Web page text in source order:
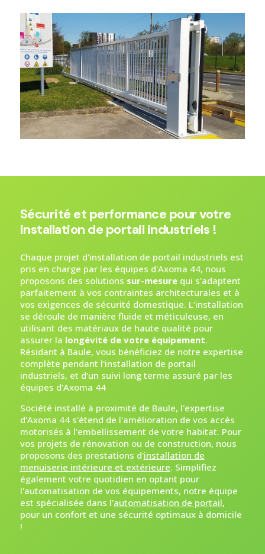
Sécurité et performance pour votre
installation de portail industriels !
Chaque projet d'installation de portail industriels est
pris en charge par les équipes d'Axoma 44, nous
proposons des solutions sur-mesurequi s'adaptent
parfaitement à vos contraintes architecturales et à
vos exigences de sécurité domestique. L’installation
se déroule de manière fluide et méticuleuse, en
utilisant des matériaux de haute qualité pour
assurer la longévité de votre équipement.
Résidant à Baule, vous bénéficiez de notre expertise
complète pendant l'installation de portail
industriels, et d'un suivi long terme assuré par les
équipes d'Axoma 44
Société installé à proximité de Baule, l'expertise
d'Axoma 44 s'étend de l'amélioration de vos accès
motorisés à l'embellissement de votre habitat. Pour
vos projets de rénovation ou de construction, nous
proposons des prestations d'installation de
menuiserie intérieure et extérieure. Simplifiez
également votre quotidien en optant pour
l'automatisation de vos équipements, notre équipe
est spécialisée dans l'automatisation de portail,
pour un confort et une sécurité optimaux à domicile
!